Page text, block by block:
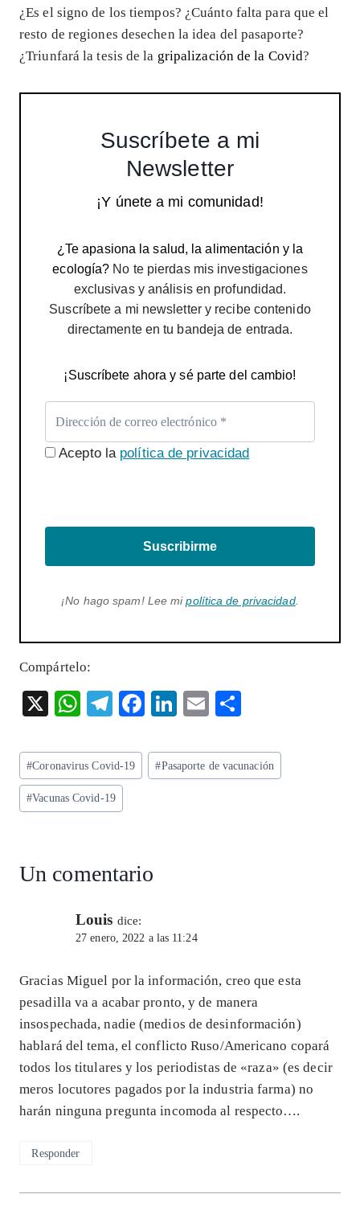
¿Es el signo de los tiempos? ¿Cuánto falta para que el
resto de regiones desechen la idea del pasaporte?
¿Triunfará la tesis de la gripalización de la Covid?
Suscríbete a mi
Newsletter
¡Y únete a mi comunidad!
¿Te apasiona la salud, la alimentación y la
ecología? No te pierdas mis investigaciones
exclusivas y análisis en profundidad.
Suscríbete a mi newsletter y recibe contenido
directamente en tu bandeja de entrada.
¡Suscríbete ahora y sé parte del cambio!
Acepto la política de privacidad
Suscribirme
¡No hago spam! Lee mipolítica de privacidad.
Compártelo:
X
W
ts
A
p
T
eg
ra
m
F
eb
o
Li
ke
dI
E
ai
l
re
Etiquetas
de
la
#Coronavirus Covid-19 #Pasaporte de vacunación
#Vacunas Covid-19
Un comentario
Louis dice:
27 enero, 2022 a las 11:24
Gracias Miguel por la información, creo que esta
pesadilla va a acabar pronto, y de manera
insospechada, nadie (medios de desinformación)
hablará del tema, el conflicto Ruso/Americano copará
todos los titulares y los periodistas de «raza» (es decir
meros locutores pagados por la industria farma) no
harán ninguna pregunta incomoda al respecto….
Responder